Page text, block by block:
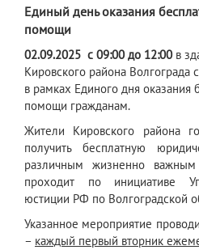
Единый день оказания
помощи
02.09.2025 с 09:00 до 12:00в
Кировского района Волгограда
в рамках Единого дня оказания
помощи гражданам.
Жители Кировского района
получить бесплатную
различным жизненно
проходит по инициативе
юстиции РФ по Волгоградской
Указанное мероприятие
– каждый первый вторник